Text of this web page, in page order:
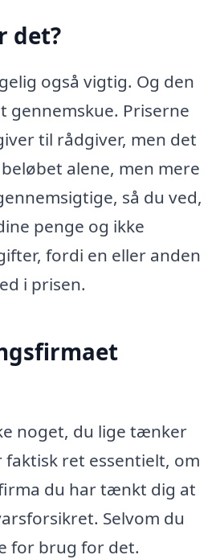
det?
også vigtig. Og den
gennemskue. Priserne
til rådgiver, men det
alene, men mere
så du ved,
penge og ikke
fordi en eller anden
i prisen.
noget, du lige tænker
faktisk ret essentielt, om
du har tænkt dig at
Selvom du
for brug for det.